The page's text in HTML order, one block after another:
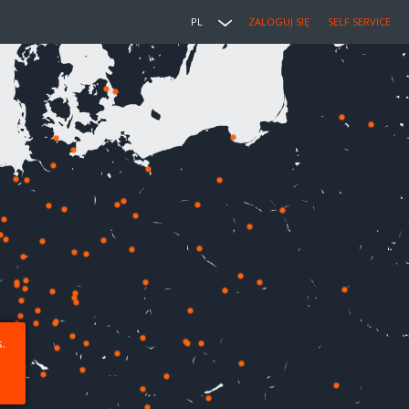
PL ZALOGUJ SIĘ SELF SERVICE